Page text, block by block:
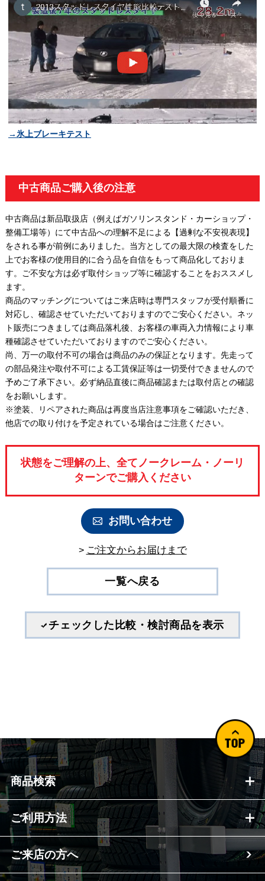
→氷上ブレーキテスト
中古商品ご購入後の注意
中古商品は新品取扱店（例えばガソリンスタンド・カーショップ・
整備工場等）にて中古品への理解不足による【過剰な不安視表現】
をされる事が前例にありました。当方としての最大限の検査をした
上でお客様の使用目的に合う品を自信をもって商品化しておりま
す。ご不安な方は必ず取付ショップ等に確認することをおススメし
ます。
商品のマッチングについてはご来店時は専門スタッフが受付順番に
対応し、確認させていただいておりますのでご安心ください。ネッ
ト販売につきましては商品落札後、お客様の車両入力情報により車
種確認させていただいておりますのでご安心ください。
尚、万一の取付不可の場合は商品のみの保証となります。先走って
の部品発注や取付不可による工賃保証等は一切受付できませんので
予めご了承下さい。必ず納品直後に商品確認または取付店との確認
をお願いします。
※塗装、リペアされた商品は再度当店注意事項をご確認いただき、
他店での取り付けを予定されている場合はご注意ください。
状態をご理解の上、全てノークレーム・ノーリ
ターンでご購入ください
お問い合わせ
> ご注⽂からお届けまで
一覧へ戻る
チェックした比較・検討商品を表示
商品検索
ご利用方法
ご来店の方へ